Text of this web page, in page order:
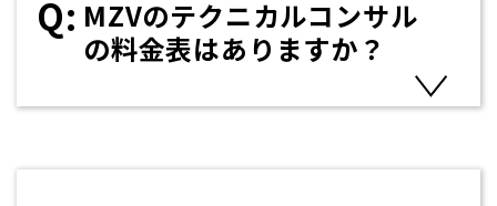
MZVのテクニカルコンサル
の料金表はありますか？